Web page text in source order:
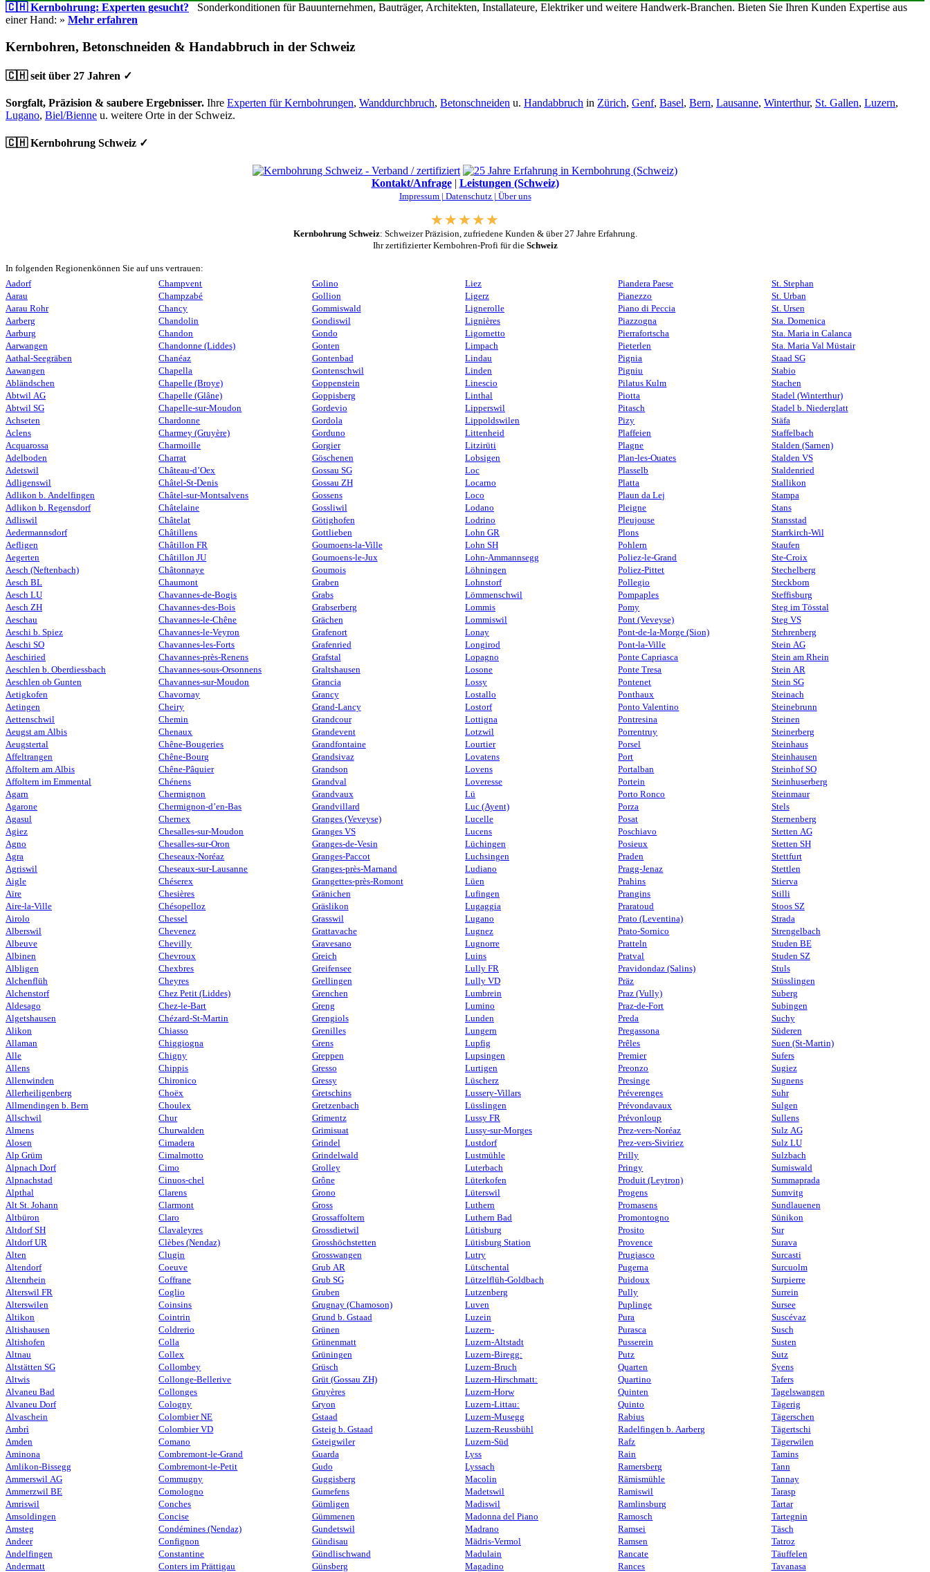
🇨🇭 Kernbohrung: Experten gesucht? Sonderkonditionen für Bauunternehmen, Bauträger, Architekten, Installateure, Elektriker und weitere Handwerk-Branchen. Bieten Sie Ihren Kunden Expertise aus
einer Hand: » Mehr erfahren
Kernbohren, Betonschneiden & Handabbruch in der Schweiz
🇨🇭 seit über 27 Jahren ✓
Sorgfalt, Präzision & saubere Ergebnisser. Ihre Experten für Kernbohrungen, Wanddurchbruch, Betonschneiden u. Handabbruch in Zürich, Genf, Basel, Bern, Lausanne, Winterthur, St. Gallen, Luzern,
Lugano, Biel/Bienne u. weitere Orte in der Schweiz.
🇨🇭 Kernbohrung Schweiz ✓
Kontakt/Anfrage| Leistungen (Schweiz)
Impressum | Datenschutz | Über uns
Kernbohrung Schweiz: Schweizer Präzision, zufriedene Kunden & über 27 Jahre Erfahrung.
Ihr zertifizierter Kernbohren-Profi für die Schweiz
In folgenden Regionenkönnen Sie auf uns vertrauen:
Aadorf
Aarau
Aarau Rohr
Aarberg
Aarburg
Aarwangen
Aathal-Seegräben
Aawangen
Abländschen
Abtwil AG
Abtwil SG
Achseten
Aclens
Acquarossa
Adelboden
Adetswil
Adligenswil
Adlikon b. Andelfingen
Adlikon b. Regensdorf
Adliswil
Aedermannsdorf
Aefligen
Aegerten
Aesch (Neftenbach)
Aesch BL
Aesch LU
Aesch ZH
Aeschau
Aeschi b. Spiez
Aeschi SO
Aeschiried
Aeschlen b. Oberdiessbach
Aeschlen ob Gunten
Aetigkofen
Aetingen
Aettenschwil
Aeugst am Albis
Aeugstertal
Affeltrangen
Affoltern am Albis
Affoltern im Emmental
Agarn
Agarone
Agasul
Agiez
Agno
Agra
Agriswil
Aigle
Aïre
Aire-la-Ville
Airolo
Alberswil
Albeuve
Albinen
Albligen
Alchenflüh
Alchenstorf
Aldesago
Algetshausen
Alikon
Allaman
Alle
Allens
Allenwinden
Allerheiligenberg
Allmendingen b. Bern
Allschwil
Almens
Alosen
Alp Grüm
Alpnach Dorf
Alpnachstad
Alpthal
Alt St. Johann
Altbüron
Altdorf SH
Altdorf UR
Alten
Altendorf
Altenrhein
Alterswil FR
Alterswilen
Altikon
Altishausen
Altishofen
Altnau
Altstätten SG
Altwis
Alvaneu Bad
Alvaneu Dorf
Alvaschein
Ambrì
Amden
Aminona
Amlikon-Bissegg
Ammerswil AG
Ammerzwil BE
Amriswil
Amsoldingen
Amsteg
Andeer
Andelfingen
Andermatt
Champvent
Champzabé
Chancy
Chandolin
Chandon
Chandonne (Liddes)
Chanéaz
Chapella
Chapelle (Broye)
Chapelle (Glâne)
Chapelle-sur-Moudon
Chardonne
Charmey (Gruyère)
Charmoille
Charrat
Château-d’Oex
Châtel-St-Denis
Châtel-sur-Montsalvens
Châtelaine
Châtelat
Châtillens
Châtillon FR
Châtillon JU
Châtonnaye
Chaumont
Chavannes-de-Bogis
Chavannes-des-Bois
Chavannes-le-Chêne
Chavannes-le-Veyron
Chavannes-les-Forts
Chavannes-près-Renens
Chavannes-sous-Orsonnens
Chavannes-sur-Moudon
Chavornay
Cheiry
Chemin
Chenaux
Chêne-Bougeries
Chêne-Bourg
Chêne-Pâquier
Chénens
Chermignon
Chermignon-d’en-Bas
Chernex
Chesalles-sur-Moudon
Chesalles-sur-Oron
Cheseaux-Noréaz
Cheseaux-sur-Lausanne
Chéserex
Chesières
Chésopelloz
Chessel
Chevenez
Chevilly
Chevroux
Chexbres
Cheyres
Chez Petit (Liddes)
Chez-le-Bart
Chézard-St-Martin
Chiasso
Chiggiogna
Chigny
Chippis
Chironico
Choëx
Choulex
Chur
Churwalden
Cimadera
Cimalmotto
Cimo
Cinuos-chel
Clarens
Clarmont
Claro
Clavaleyres
Clèbes (Nendaz)
Clugin
Coeuve
Coffrane
Coglio
Coinsins
Cointrin
Coldrerio
Colla
Collex
Collombey
Collonge-Bellerive
Collonges
Cologny
Colombier NE
Colombier VD
Comano
Combremont-le-Grand
Combremont-le-Petit
Commugny
Comologno
Conches
Concise
Condémines (Nendaz)
Confignon
Constantine
Conters im Prättigau
Golino
Gollion
Gommiswald
Gondiswil
Gondo
Gonten
Gontenbad
Gontenschwil
Goppenstein
Goppisberg
Gordevio
Gordola
Gorduno
Gorgier
Göschenen
Gossau SG
Gossau ZH
Gossens
Gossliwil
Götighofen
Gottlieben
Goumoens-la-Ville
Goumoens-le-Jux
Goumois
Graben
Grabs
Grabserberg
Grächen
Grafenort
Grafenried
Grafstal
Graltshausen
Grancia
Grancy
Grand-Lancy
Grandcour
Grandevent
Grandfontaine
Grandsivaz
Grandson
Grandval
Grandvaux
Grandvillard
Granges (Veveyse)
Granges VS
Granges-de-Vesin
Granges-Paccot
Granges-près-Marnand
Grangettes-près-Romont
Gränichen
Gräslikon
Grasswil
Grattavache
Gravesano
Greich
Greifensee
Grellingen
Grenchen
Greng
Grengiols
Grenilles
Grens
Greppen
Gresso
Gressy
Gretschins
Gretzenbach
Grimentz
Grimisuat
Grindel
Grindelwald
Grolley
Grône
Grono
Gross
Grossaffoltern
Grossdietwil
Grosshöchstetten
Grosswangen
Grub AR
Grub SG
Gruben
Grugnay (Chamoson)
Grund b. Gstaad
Grünen
Grünenmatt
Grüningen
Grüsch
Grüt (Gossau ZH)
Gruyères
Gryon
Gstaad
Gsteig b. Gstaad
Gsteigwiler
Guarda
Gudo
Guggisberg
Gumefens
Gümligen
Gümmenen
Gundetswil
Gündisau
Gündlischwand
Günsberg
Liez
Ligerz
Lignerolle
Lignières
Ligornetto
Limpach
Lindau
Linden
Linescio
Linthal
Lipperswil
Lippoldswilen
Littenheid
Litzirüti
Lobsigen
Loc
Locarno
Loco
Lodano
Lodrino
Lohn GR
Lohn SH
Lohn-Ammannsegg
Löhningen
Lohnstorf
Lömmenschwil
Lommis
Lommiswil
Lonay
Longirod
Lopagno
Losone
Lossy
Lostallo
Lostorf
Lottigna
Lotzwil
Lourtier
Lovatens
Lovens
Loveresse
Lü
Luc (Ayent)
Lucelle
Lucens
Lüchingen
Luchsingen
Ludiano
Lüen
Lufingen
Lugaggia
Lugano
Lugnez
Lugnorre
Luins
Lully FR
Lully VD
Lumbrein
Lumino
Lunden
Lungern
Lupfig
Lupsingen
Lurtigen
Lüscherz
Lussery-Villars
Lüsslingen
Lussy FR
Lussy-sur-Morges
Lustdorf
Lustmühle
Luterbach
Lüterkofen
Lüterswil
Luthern
Luthern Bad
Lütisburg
Lütisburg Station
Lutry
Lütschental
Lützelflüh-Goldbach
Lutzenberg
Luven
Luzein
Luzern-
Luzern-Altstadt
Luzern-Biregg:
Luzern-Bruch
Luzern-Hirschmatt:
Luzern-Horw
Luzern-Littau:
Luzern-Musegg
Luzern-Reussbühl
Luzern-Süd
Lyss
Lyssach
Macolin
Madetswil
Madiswil
Madonna del Piano
Madrano
Mädris-Vermol
Madulain
Magadino
Piandera Paese
Pianezzo
Piano di Peccia
Piazzogna
Pierrafortscha
Pieterlen
Pignia
Pigniu
Pilatus Kulm
Piotta
Pitasch
Pizy
Plaffeien
Plagne
Plan-les-Ouates
Plasselb
Platta
Plaun da Lej
Pleigne
Pleujouse
Plons
Pohlern
Poliez-le-Grand
Poliez-Pittet
Pollegio
Pompaples
Pomy
Pont (Veveyse)
Pont-de-la-Morge (Sion)
Pont-la-Ville
Ponte Capriasca
Ponte Tresa
Pontenet
Ponthaux
Ponto Valentino
Pontresina
Porrentruy
Porsel
Port
Portalban
Portein
Porto Ronco
Porza
Posat
Poschiavo
Posieux
Praden
Pragg-Jenaz
Prahins
Prangins
Praratoud
Prato (Leventina)
Prato-Sornico
Pratteln
Pratval
Pravidondaz (Salins)
Präz
Praz (Vully)
Praz-de-Fort
Preda
Pregassona
Prêles
Premier
Preonzo
Presinge
Préverenges
Prévondavaux
Prévonloup
Prez-vers-Noréaz
Prez-vers-Siviriez
Prilly
Pringy
Produit (Leytron)
Progens
Promasens
Promontogno
Prosito
Provence
Prugiasco
Pugerna
Puidoux
Pully
Puplinge
Pura
Purasca
Pusserein
Putz
Quarten
Quartino
Quinten
Quinto
Rabius
Radelfingen b. Aarberg
Rafz
Rain
Ramersberg
Rämismühle
Ramiswil
Ramlinsburg
Ramosch
Ramsei
Ramsen
Rancate
Rances
St. Stephan
St. Urban
St. Ursen
Sta. Domenica
Sta. Maria in Calanca
Sta. Maria Val Müstair
Staad SG
Stabio
Stachen
Stadel (Winterthur)
Stadel b. Niederglatt
Stäfa
Staffelbach
Stalden (Sarnen)
Stalden VS
Staldenried
Stallikon
Stampa
Stans
Stansstad
Starrkirch-Wil
Staufen
Ste-Croix
Stechelberg
Steckborn
Steffisburg
Steg im Tösstal
Steg VS
Stehrenberg
Stein AG
Stein am Rhein
Stein AR
Stein SG
Steinach
Steinebrunn
Steinen
Steinerberg
Steinhaus
Steinhausen
Steinhof SO
Steinhuserberg
Steinmaur
Stels
Sternenberg
Stetten AG
Stetten SH
Stettfurt
Stettlen
Stierva
Stilli
Stoos SZ
Strada
Strengelbach
Studen BE
Studen SZ
Stuls
Stüsslingen
Suberg
Subingen
Suchy
Süderen
Suen (St-Martin)
Sufers
Sugiez
Sugnens
Suhr
Sulgen
Sullens
Sulz AG
Sulz LU
Sulzbach
Sumiswald
Summaprada
Sumvitg
Sundlauenen
Sünikon
Sur
Surava
Surcasti
Surcuolm
Surpierre
Surrein
Sursee
Suscévaz
Susch
Susten
Sutz
Syens
Tafers
Tagelswangen
Tägerig
Tägerschen
Tägertschi
Tägerwilen
Tamins
Tann
Tannay
Tarasp
Tartar
Tartegnin
Täsch
Tatroz
Täuffelen
Tavanasa